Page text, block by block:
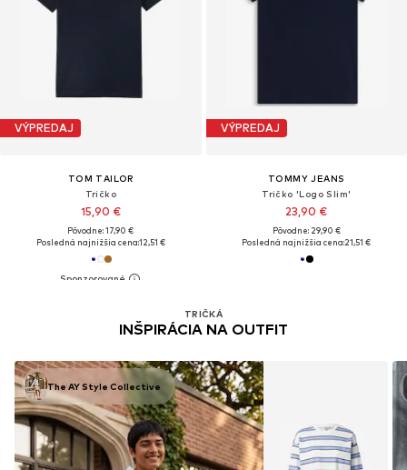
VÝPREDAJ
TOM TAILOR
Tričko
15,90 €
Pôvodne: 17,90 €
Posledná najnižšia cena:12,51 €
TRIČKÁ
INŠPIRÁCIA NA OUTFIT
The AY Style Collective
VÝPREDAJ
TOMMY JEANS
Tričko 'Logo Slim'
23,90 €
Pôvodne: 29,90 €
Posledná najnižšia cena:21,51 €